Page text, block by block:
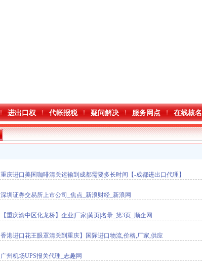
进出口权 代帐报税 疑问解决 服务网点 在线核名
重庆进口美国咖啡清关运输到成都需要多长时间【-成都进出口代理】
深圳证券交易所上市公司_焦点_新浪财经_新浪网
【重庆渝中区化龙桥】企业|厂家|黄页|名录_第3页_顺企网
香港进口花王眼罩清关到重庆】国际进口物流,价格,厂家,供应
广州机场UPS报关代理_志趣网